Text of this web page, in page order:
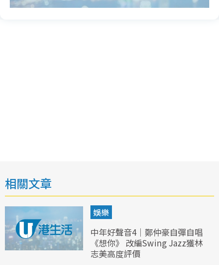
相關文章
娛樂
中年好聲音4｜鄭仲豪自彈自唱
《想你》 改編Swing Jazz獲林
志美高度評價